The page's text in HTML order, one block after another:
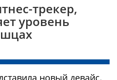
трекер,
уровень
новый девайс.